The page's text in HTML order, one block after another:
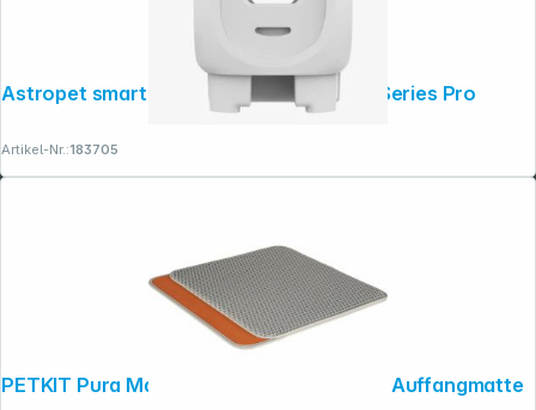
Astropet smarte Katzentoilette Jupiter Series Pro
Artikel-Nr.:183705
PETKIT Pura Max 2 / Pura X wasserfeste Auffangmatte